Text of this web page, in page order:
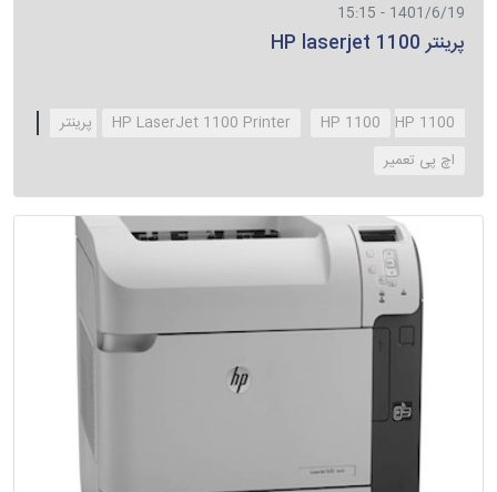
1401/6/19 - 15:15
پرینتر HP laserjet 1100
HP LaserJet 1100 Printer HP 1100
HP 1100 پرینتر
‌اچ پی تعمیر